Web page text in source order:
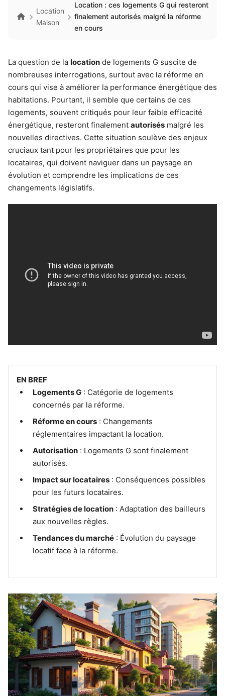
Location
Maison
Location : ces logements G qui resteront
finalement autorisés malgré la réforme
en cours
La question de la location de logements G suscite de
nombreuses interrogations, surtout avec la réforme en
cours qui vise à améliorer la performance énergétique des
habitations. Pourtant, il semble que certains de ces
logements, souvent critiqués pour leur faible efficacité
énergétique, resteront finalement autorisés malgré les
nouvelles directives. Cette situation soulève des enjeux
cruciaux tant pour les propriétaires que pour les
locataires, qui doivent naviguer dans un paysage en
évolution et comprendre les implications de ces
changements législatifs.
EN BREF
Logements G : Catégorie de logements
concernés par la réforme.
Réforme en cours : Changements
réglementaires impactant la location.
Autorisation : Logements G sont finalement
autorisés.
Impact sur locataires : Conséquences possibles
pour les futurs locataires.
Stratégies de location : Adaptation des bailleurs
aux nouvelles règles.
Tendances du marché : Évolution du paysage
locatif face à la réforme.